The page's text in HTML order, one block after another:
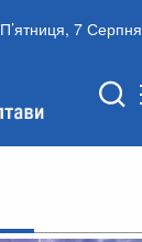
П’ятниця, 7 Серпня